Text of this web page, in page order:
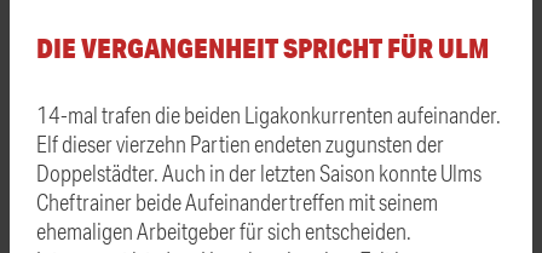
DIE VERGANGENHEIT SPRICHT FÜR ULM
14-mal trafen die beiden Ligakonkurrenten aufeinander.
Elf dieser vierzehn Partien endeten zugunsten der
Doppelstädter. Auch in der letzten Saison konnte Ulms
Cheftrainer beide Aufeinandertreffen mit seinem
ehemaligen Arbeitgeber für sich entscheiden.